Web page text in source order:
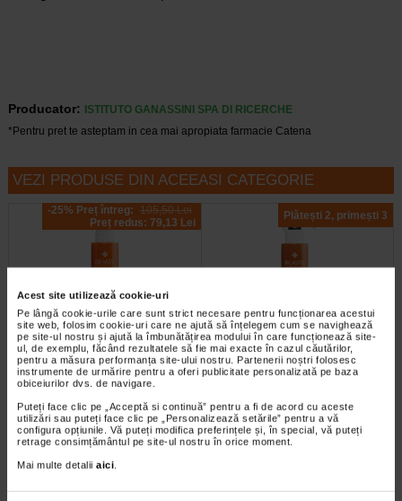
Acest site utilizează cookie-uri
Pe lângă cookie-urile care sunt strict necesare pentru funcționarea acestui
site web, folosim cookie-uri care ne ajută să înțelegem cum se navighează
pe site-ul nostru și ajută la îmbunătățirea modului în care funcționează site-
ul, de exemplu, făcând rezultatele să fie mai exacte în cazul căutărilor,
pentru a măsura performanța site-ului nostru. Partenerii noștri folosesc
instrumente de urmărire pentru a oferi publicitate personalizată pe baza
obiceiurilor dvs. de navigare.
Puteți face clic pe „Acceptă si continuă” pentru a fi de acord cu aceste
utilizări sau puteți face clic pe „Personalizează setările” pentru a vă
configura opțiunile. Vă puteți modifica preferințele și, în special, vă puteți
retrage consimțământul pe site-ul nostru în orice moment.
Mai multe detalii aici.
Producator:
ISTITUTO GANASSINI SPA DI RICERCHE
*Pentru pret te asteptam in cea mai apropiata farmacie Catena
VEZI PRODUSE DIN ACEEASI CATEGORIE
-25% Preț întreg: 105,50 Lei
Preț redus: 79,13 Lei
SUN SYSTEM VAPO protectie
solara SPF 50+, 200 ml…
Spray Vapo SPF 50+ este o
emulsie de protectie solara pentru
corp, cu textura usoara si…
Plătești 2, primești 3
SUN SYSTEM VAPO protectie
solara pentru copii, SPF 50+…
Spray Vapo SPF 50+ pentru copii
este special conceput pentru
protectia pielii sensibile a copiilor…